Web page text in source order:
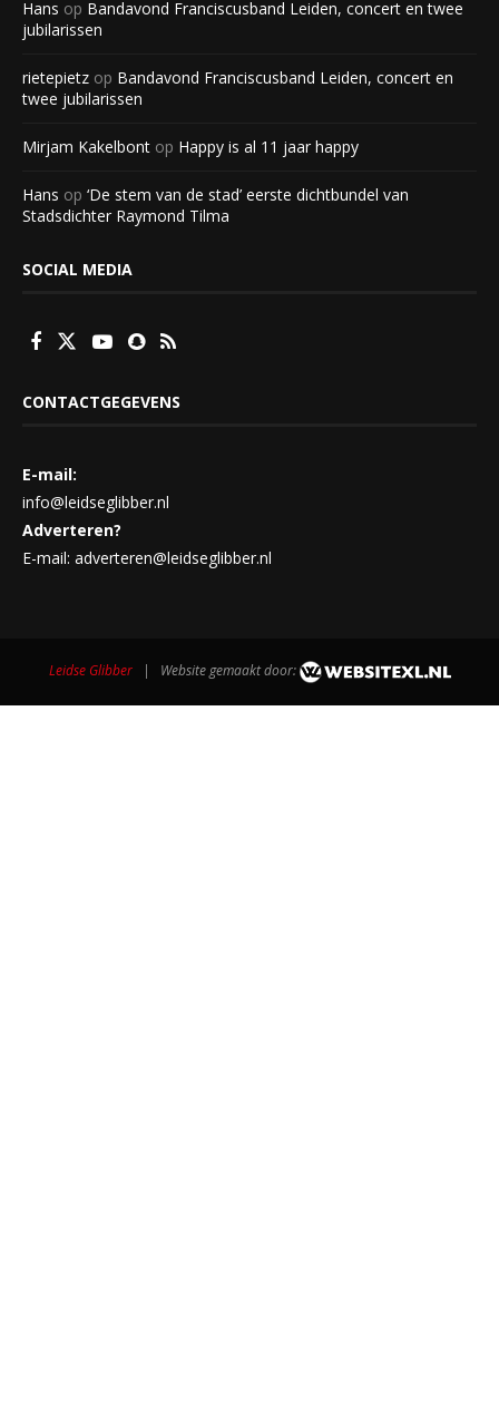
Hans op Bandavond Franciscusband Leiden, concert en twee
jubilarissen
rietepietz op Bandavond Franciscusband Leiden, concert en
twee jubilarissen
Mirjam Kakelbont op Happy is al 11 jaar happy
Hans op ‘De stem van de stad’ eerste dichtbundel van
Stadsdichter Raymond Tilma
SOCIAL MEDIA
CONTACTGEGEVENS
E-mail:
info@leidseglibber.nl
Adverteren?
E-mail: adverteren@leidseglibber.nl
Leidse Glibber| Website gemaakt door: